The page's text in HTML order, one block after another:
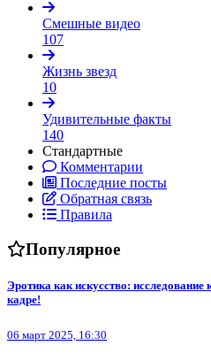
Смешные видео
107
Жизнь звезд
10
Удивительные факты
140
Стандартные
Комментарии
Последние посты
Обратная связь
Правила
Популярное
Эротика как искусство:
кадре!
06 март 2025, 16:30